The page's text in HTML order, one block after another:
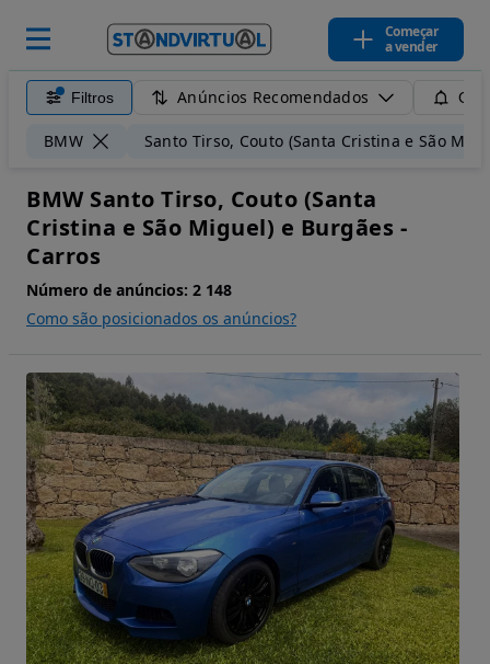
Começar
a vender
Filtros Anúncios Recomendados
BMW Santo Tirso, Couto (Santa Cristina e São
BMW Santo Tirso, Couto (Santa
Cristina e São Miguel) e Burgães -
Carros
Número de anúncios: 2 148
Como são posicionados os anúncios?